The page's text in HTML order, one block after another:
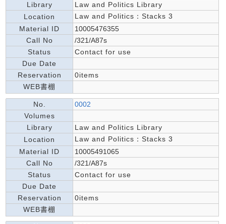
Library
Law and Politics Library
Location
Law and Politics：Stacks 3
Material ID
10005476355
Call No
/321/A87s
Status
Contact for use
Due Date
Reservation
0items
WEB書棚
No.
0002
Volumes
Library
Law and Politics Library
Location
Law and Politics：Stacks 3
Material ID
10005491065
Call No
/321/A87s
Status
Contact for use
Due Date
Reservation
0items
WEB書棚